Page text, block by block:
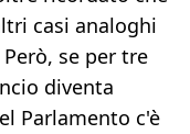
casi analoghi
se per tre
diventa
Parlamento c'è